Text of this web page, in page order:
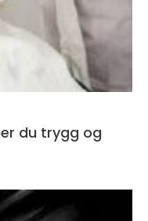
du trygg og